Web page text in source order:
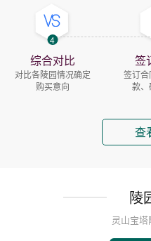
4
综合对比
对比各陵园情况确定
购买意向
签
签订
款、
查
陵
灵山宝